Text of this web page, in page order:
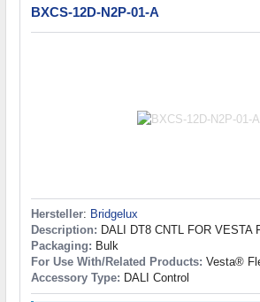
BXCS-12D-N2P-01-A
Hersteller: Bridgelux
Description: DALI DT8 CNTL FOR VESTA
Packaging: Bulk
For Use With/Related Products: Vesta®
Accessory Type: DALI Control